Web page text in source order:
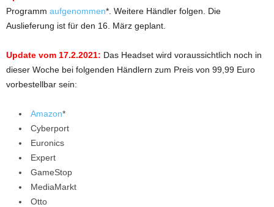
Programm aufgenommen*. Weitere Händler folgen. Die
Auslieferung ist für den 16. März geplant.
Update vom 17.2.2021: Das Headset wird voraussichtlich noch in
dieser Woche bei folgenden Händlern zum Preis von 99,99 Euro
vorbestellbar sein:
Amazon*
Cyberport
Euronics
Expert
GameStop
MediaMarkt
Otto